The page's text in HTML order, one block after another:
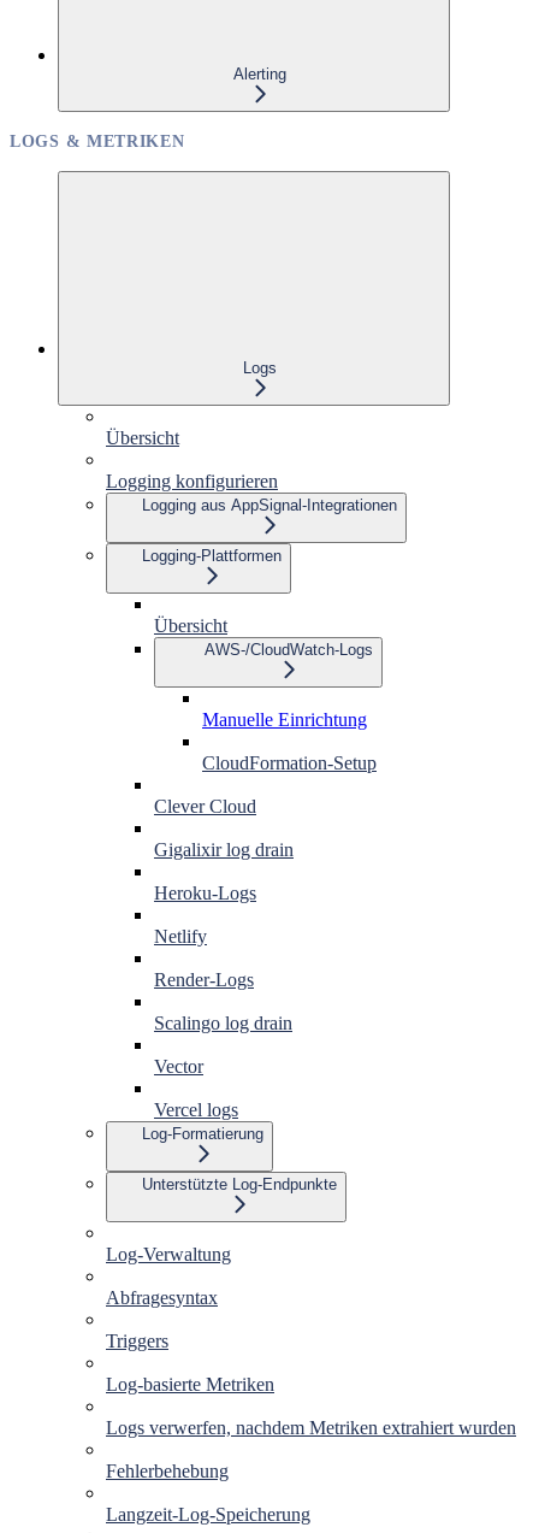
Alerting
LOGS & METRIKEN
Logs
Übersicht
Logging konfigurieren
Logging aus AppSignal-Integrationen
Logging-Plattformen
Übersicht
AWS-/CloudWatch-Logs
Manuelle Einrichtung
CloudFormation-Setup
Clever Cloud
Gigalixir log drain
Heroku-Logs
Netlify
Render-Logs
Scalingo log drain
Vector
Vercel logs
Log-Formatierung
Unterstützte Log-Endpunkte
Log-Verwaltung
Abfragesyntax
Triggers
Log-basierte Metriken
Logs verwerfen, nachdem Metriken extrahiert wurden
Fehlerbehebung
Langzeit-Log-Speicherung